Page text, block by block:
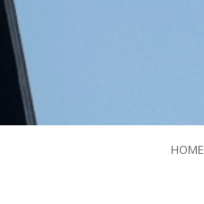
HOME